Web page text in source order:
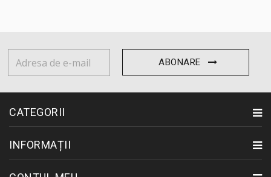
ABONARE
CATEGORII
INFORMAȚII